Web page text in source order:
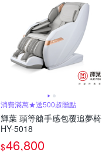
消費滿萬★送500超贈點
輝葉 頭等艙手感包覆追夢椅
HY-5018
$46,800